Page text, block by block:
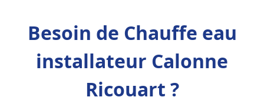
Besoin de Chauffe eau
installateur Calonne
Ricouart ?